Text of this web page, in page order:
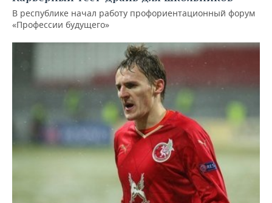
В республике начал работу профориентационный форум
«Профессии будущего»